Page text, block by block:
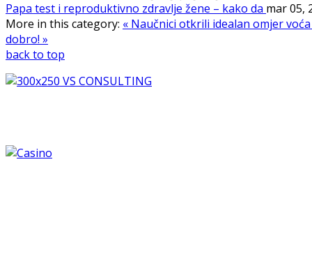
Papa test i reproduktivno zdravlje žene – kako da mar 05,
More in this category: « Naučnici otkrili idealan omjer
dobro! »
back to top